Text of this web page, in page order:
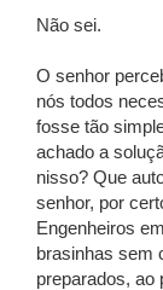
Não sei.
O senhor
nós todos
fosse tão
achado a
nisso? Que
senhor, por
Engenheiros
brasinhas sem
preparados, ao